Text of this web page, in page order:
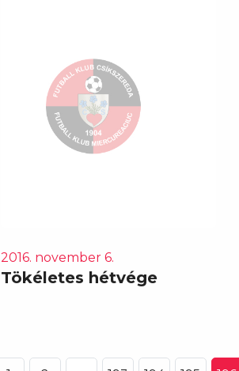
2016. november 6.
Tökéletes hétvége